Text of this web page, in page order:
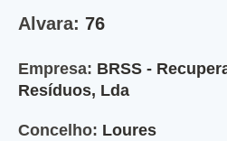
Alvara: 76
Empresa: BRSS -
Resíduos, Lda
Concelho: Loures